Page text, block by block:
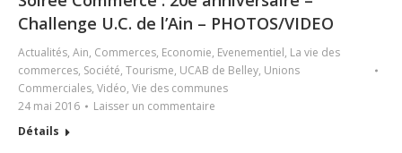
Challenge U.C. de l’Ain – PHOTOS/VIDEO
Actualités, Ain, Commerces, Economie, Evenementiel, La vie des
commerces, Société, Tourisme, UCAB de Belley, Unions
Commerciales, Vidéo, Vie des communes
24 mai 2016
Laisser un commentaire
Détails